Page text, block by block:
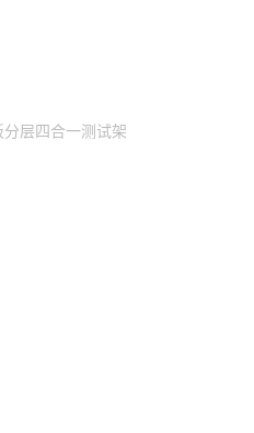
分层四合一测试架